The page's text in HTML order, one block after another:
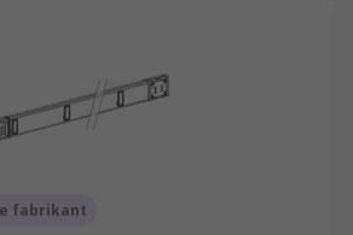
fabrikant